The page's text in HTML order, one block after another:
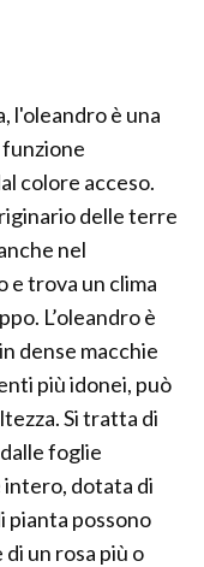
l'oleandro è una
colore acceso.
delle terre
nel
e trova un clima
L’oleandro è
dense macchie
più idonei, può
Si tratta di
foglie
intero, dotata di
pianta possono
un rosa più o